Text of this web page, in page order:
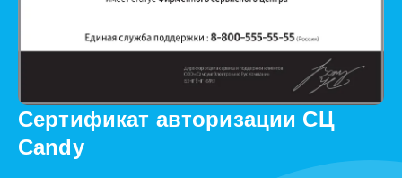
Сертификат авторизации СЦ
Candy